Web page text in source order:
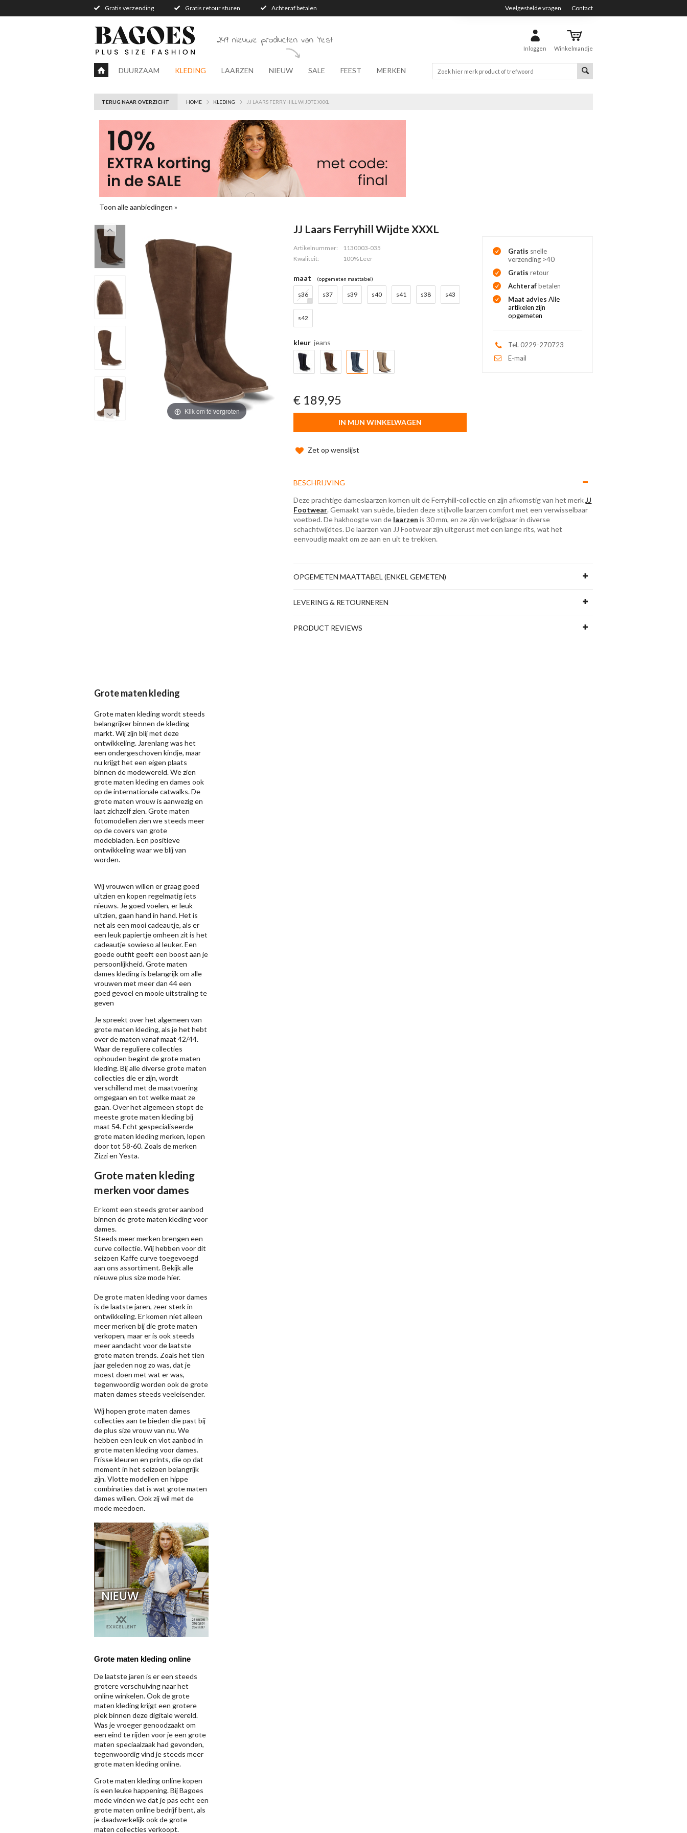
Gratis verzending Gratis retour sturen Achteraf betalen Veelgestelde vragen Contact
Inloggen Winkelmandje
249 nieuwe producten van Yest
DUURZAAM KLEDING LAARZEN NIEUW SALE FEEST MERKEN
TERUG NAAR OVERZICHT HOME KLEDING JJ LAARS FERRYHILL WIJDTE XXXL
Toon alle aanbiedingen »
Klik om te vergroten
JJ Laars Ferryhill Wijdte XXXL
Artikelnummer:
1130003-035
Kwaliteit:
100% Leer
maat (opgemeten maattabel)
s36 s37 s39 s40 s41 s38 s43
s42
kleur jeans
€ 189,95
IN MIJN WINKELWAGEN
Zet op wenslijst
Gratis snelle
verzending >40
Gratis retour
Achterafbetalen
Maat adviesAlle
artikelen zijn
opgemeten
Tel. 0229-270723
E-mail
BESCHRIJVING
Deze prachtige dameslaarzen komen uit de Ferryhill-collectie en zijn afkomstig van het merkJJ
Footwear. Gemaakt van suède, bieden deze stijlvolle laarzen comfort met een verwisselbaar
voetbed. De hakhoogte van de laarzen is 30 mm, en ze zijn verkrijgbaar in diverse
schachtwijdtes. De laarzen van JJ Footwear zijn uitgerust met een lange rits, wat het
eenvoudig maakt om ze aan en uit te trekken.
OPGEMETEN MAATTABEL (ENKEL GEMETEN)
LEVERING & RETOURNEREN
PRODUCT REVIEWS
Grote maten kleding
Grote maten kleding wordt steeds
belangrijker binnen de kleding
markt. Wij zijn blij met deze
ontwikkeling. Jarenlang was het
een ondergeschoven kindje, maar
nu krijgt het een eigen plaats
binnen de modewereld. We zien
grote maten kleding en dames ook
op de internationale catwalks. De
grote maten vrouw is aanwezig en
laat zichzelf zien. Grote maten
fotomodellen zien we steeds meer
op de covers van grote
modebladen. Een positieve
ontwikkeling waar we blij van
worden.
Wij vrouwen willen er graag goed
uitzien en kopen regelmatig iets
nieuws. Je goed voelen, er leuk
uitzien, gaan hand in hand. Het is
net als een mooi cadeautje, als er
een leuk papiertje omheen zit is het
cadeautje sowieso al leuker. Een
goede outfit geeft een boost aan je
persoonlijkheid. Grote maten
dames kleding is belangrijk om alle
vrouwen met meer dan 44 een
goed gevoel en mooie uitstraling te
geven
Je spreekt over het algemeen van
grote maten kleding, als je het hebt
over de maten vanaf maat 42/44.
Waar de reguliere collecties
ophouden begint de grote maten
kleding. Bij alle diverse grote maten
collecties die er zijn, wordt
verschillend met de maatvoering
omgegaan en tot welke maat ze
gaan. Over het algemeen stopt de
meeste grote maten kleding bij
maat 54. Echt gespecialiseerde
grote maten kleding merken, lopen
door tot 58-60. Zoals de merken
Zizzien Yesta.
Grote maten kleding
merken voor dames
Er komt een steeds groter aanbod
binnen de grote maten kleding voor
dames.
Steeds meer merken brengen een
curve collectie. Wij hebben voor dit
seizoen Kaffecurve toegevoegd
aan ons assortiment. Bekijk alle
nieuweplus size modehier.
De grote maten kleding voor dames
is de laatste jaren, zeer sterk in
ontwikkeling. Er komen niet alleen
meer merken bij die grote maten
verkopen, maar er is ook steeds
meer aandacht voor de laatste
grote maten trends. Zoals het tien
jaar geleden nog zo was, dat je
moest doen met wat er was,
tegenwoordig worden ook de grote
maten dames steeds veeleisender.
Wij hopen grote maten dames
collecties aan te bieden die past bij
de plus size vrouw van nu. We
hebben een leuk en vlot aanbod in
grote maten kleding voor dames.
Frisse kleuren en prints, die op dat
moment in het seizoen belangrijk
zijn. Vlotte modellen en hippe
combinaties dat is wat grote maten
dames willen. Ook zij wil met de
mode meedoen.
Grote maten kleding online
De laatste jaren is er een steeds
grotere verschuiving naar het
online winkelen. Ook de grote
maten kleding krijgt een grotere
plek binnen deze digitale wereld.
Was je vroeger genoodzaakt om
een eind te rijden voor je een grote
maten speciaalzaak had gevonden,
tegenwoordig vind je steeds meer
grote maten kleding online.
Grote maten kleding online kopen
is een leuke happening. Bij Bagoes
mode vinden we dat je pas echt een
grote maten online bedrijf bent, als
je daadwerkelijk ook de grote
maten collecties verkoopt.